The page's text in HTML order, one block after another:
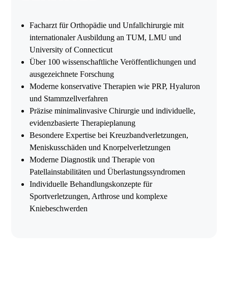
Facharzt für Orthopädie und Unfallchirurgie mit
internationaler Ausbildung an TUM, LMU und
University of Connecticut
Über 100 wissenschaftliche Veröffentlichungen und
ausgezeichnete Forschung
Moderne konservative Therapien wie PRP, Hyaluron
und Stammzellverfahren
Präzise minimalinvasive Chirurgie und individuelle,
evidenzbasierte Therapieplanung
Besondere Expertise bei Kreuzbandverletzungen,
Meniskusschäden und Knorpelverletzungen
Moderne Diagnostik und Therapie von
Patellainstabilitäten und Überlastungssyndromen
Individuelle Behandlungskonzepte für
Sportverletzungen, Arthrose und komplexe
Kniebeschwerden